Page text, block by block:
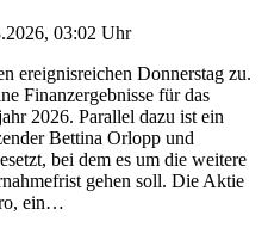
03:02 Uhr
ereignisreichen Donnerstag zu.
Finanzergebnisse für das
2026. Parallel dazu ist ein
Bettina Orlopp und
bei dem es um die weitere
gehen soll. Die Aktie
ein…